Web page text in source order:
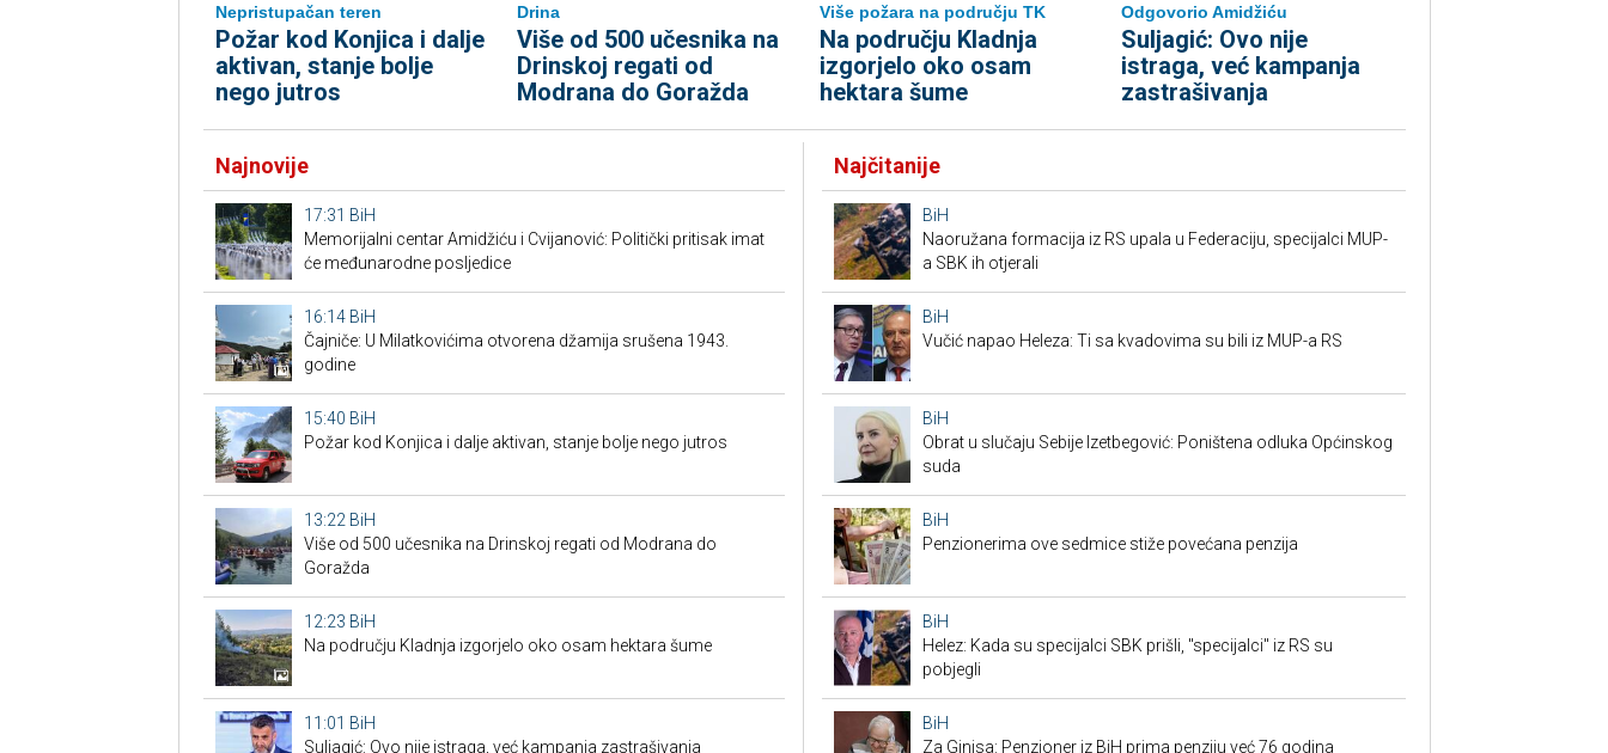
Nepristupačan teren
Požar kod Konjica i dalje
aktivan, stanje bolje
nego jutros
Drina
Više od 500 učesnika na
Drinskoj regati od
Modrana do Goražda
Više požara na području TK
Na području Kladnja
izgorjelo oko osam
hektara šume
Odgovorio Amidžiću
Suljagić: Ovo nije
istraga, već kampanja
zastrašivanja
Najnovije
17:31 BiH
Memorijalni centar Amidžiću i Cvijanović: Politički pritisak imat
će međunarodne posljedice
16:14 BiH
Čajniče: U Milatkovićima otvorena džamija srušena 1943.
godine
15:40 BiH
Požar kod Konjica i dalje aktivan, stanje bolje nego jutros
13:22 BiH
Više od 500 učesnika na Drinskoj regati od Modrana do
Goražda
12:23 BiH
Na području Kladnja izgorjelo oko osam hektara šume
11:01 BiH
Suljagić: Ovo nije istraga, već kampanja zastrašivanja
Najčitanije
BiH
Naoružana formacija iz RS upala u Federaciju, specijalci MUP-
a SBK ih otjerali
BiH
Vučić napao Heleza: Ti sa kvadovima su bili iz MUP-a RS
BiH
Obrat u slučaju Sebije Izetbegović: Poništena odluka Općinskog
suda
BiH
Penzionerima ove sedmice stiže povećana penzija
BiH
Helez: Kada su specijalci SBK prišli, "specijalci" iz RS su
pobjegli
BiH
Za Ginisa: Penzioner iz BiH prima penziju već 76 godina